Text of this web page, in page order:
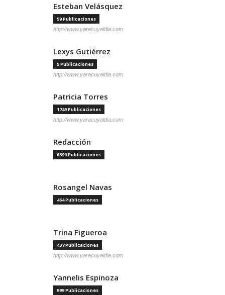
Esteban Velásquez
59 Publicaciones
http://www.yaracuyaldia.com
Lexys Gutiérrez
5 Publicaciones
http://www.yaracuyaldia.com
Patricia Torres
1749 Publicaciones
http://www.yaracuyaldia.com
Redacción
6399 Publicaciones
Rosangel Navas
464 Publicaciones
Trina Figueroa
437 Publicaciones
http://www.yaracuyaldia.com
Yannelis Espinoza
999 Publicaciones